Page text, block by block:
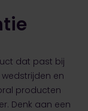
dat past bij
en
producten
Denk aan een